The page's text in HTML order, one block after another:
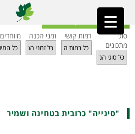
ראשי»מתכונים "סינייה" כרובית בטחינה ושמיר
חזרה לאינדקס מתכונים
סוגי
מתכונים
רמות קושי זמני הכנה מיוחדים
"סינייה" כרובית בטחינה ושמיר